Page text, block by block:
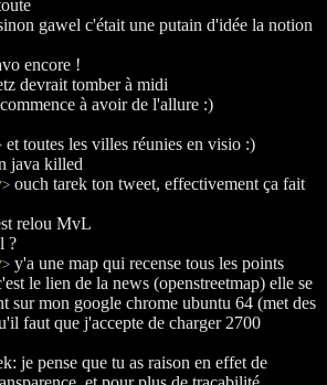
gawel c'était une putain d'idée la notion
encore !
devrait tomber à midi
à avoir de l'allure :)
et toutes les villes réunies en visio :)
java killed
> ouch tarek ton tweet, effectivement ça fait
relou MvL
?
> y'a une map qui recense tous les points
le lien de la news (openstreetmap) elle se
sur mon google chrome ubuntu 64 (met des
faut que j'accepte de charger 2700
je pense que tu as raison en effet de